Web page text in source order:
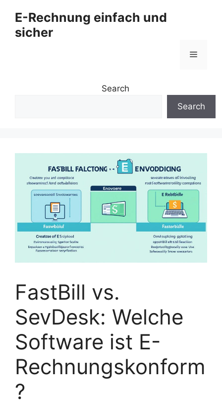
Inhalt
springen
E-Rechnung einfach und
sicher
Menü
Search
Search
FastBill vs.
SevDesk: Welche
Software ist E-
Rechnungskonform
?